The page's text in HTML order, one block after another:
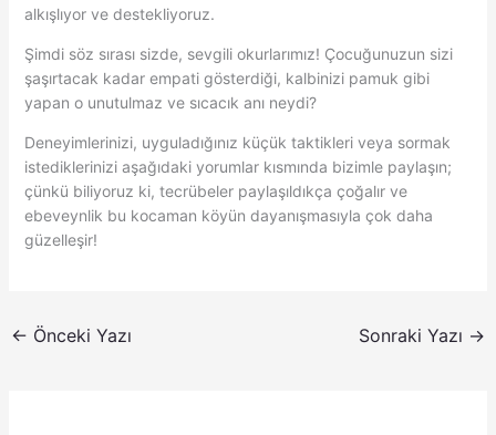
alkışlıyor ve destekliyoruz.
Şimdi söz sırası sizde, sevgili okurlarımız! Çocuğunuzun sizi
şaşırtacak kadar empati gösterdiği, kalbinizi pamuk gibi
yapan o unutulmaz ve sıcacık anı neydi?
Deneyimlerinizi, uyguladığınız küçük taktikleri veya sormak
istediklerinizi aşağıdaki yorumlar kısmında bizimle paylaşın;
çünkü biliyoruz ki, tecrübeler paylaşıldıkça çoğalır ve
ebeveynlik bu kocaman köyün dayanışmasıyla çok daha
güzelleşir!
← Önceki Yazı Sonraki Yazı →